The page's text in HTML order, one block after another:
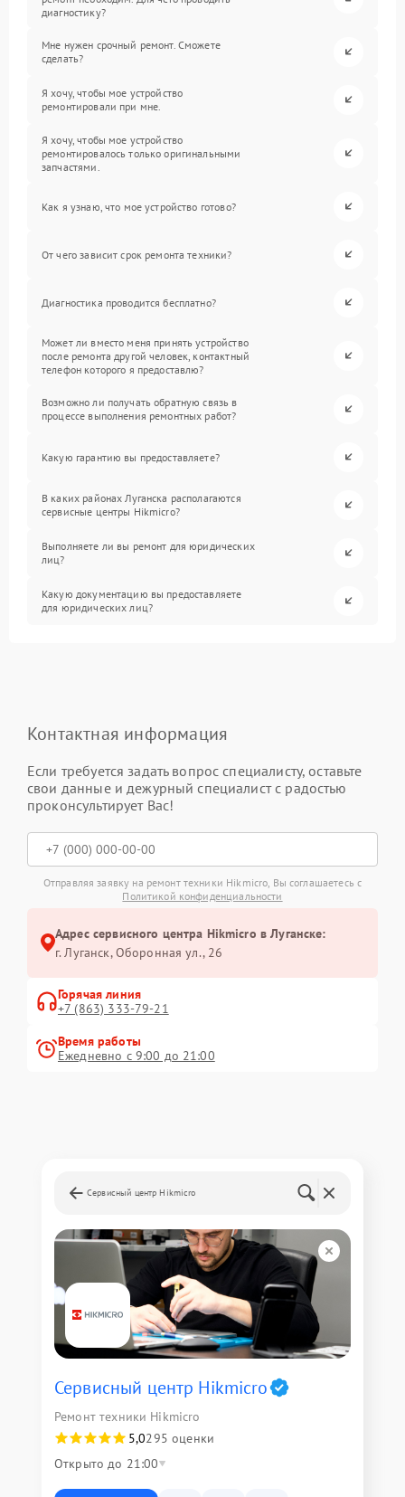
диагностику?
Мне нужен срочный ремонт. Сможете
сделать?
Я хочу, чтобы мое устройство
ремонтировали при мне.
Я хочу, чтобы мое устройство
ремонтировалось только оригинальными
запчастями.
Как я узнаю, что мое устройство готово?
От чего зависит срок ремонта техники?
Диагностика проводится бесплатно?
Может ли вместо меня принять устройство
после ремонта другой человек, контактный
телефон которого я предоставлю?
Возможно ли получать обратную связь в
процессе выполнения ремонтных работ?
Какую гарантию вы предоставляете?
В каких районах Луганска располагаются
сервисные центры Hikmicro?
Выполняете ли вы ремонт для юридических
лиц?
Какую документацию вы предоставляете
для юридических лиц?
Контактная информация
Если требуется задать вопрос специалисту, оставьте
свои данные и дежурный специалист с радостью
проконсультирует Вас!
Отправляя заявку на ремонт техники Hikmicro, Вы соглашаетесь с
Политикой конфиденциальности
Адрес сервисного центра Hikmicro в Луганске:
г. Луганск, Оборонная ул., 26
Горячая линия
+7 (863) 333-79-21
Время работы
Ежедневно с 9:00 до 21:00
Сервисный центр Hikmicro
Сервисный центр Hikmicro
Ремонт техники Hikmicro
5,0295 оценки
Открыто до 21:00